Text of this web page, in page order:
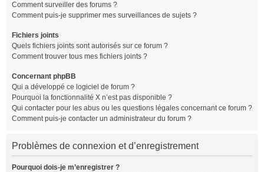
Comment surveiller des forums ?
Comment puis-je supprimer mes surveillances de sujets ?
Fichiers joints
Quels fichiers joints sont autorisés sur ce forum ?
Comment trouver tous mes fichiers joints ?
Concernant phpBB
Qui a développé ce logiciel de forum ?
Pourquoi la fonctionnalité X n’est pas disponible ?
Qui contacter pour les abus ou les questions légales concernant ce forum ?
Comment puis-je contacter un administrateur du forum ?
Problèmes de connexion et d’enregistrement
Pourquoi dois-je m’enregistrer ?